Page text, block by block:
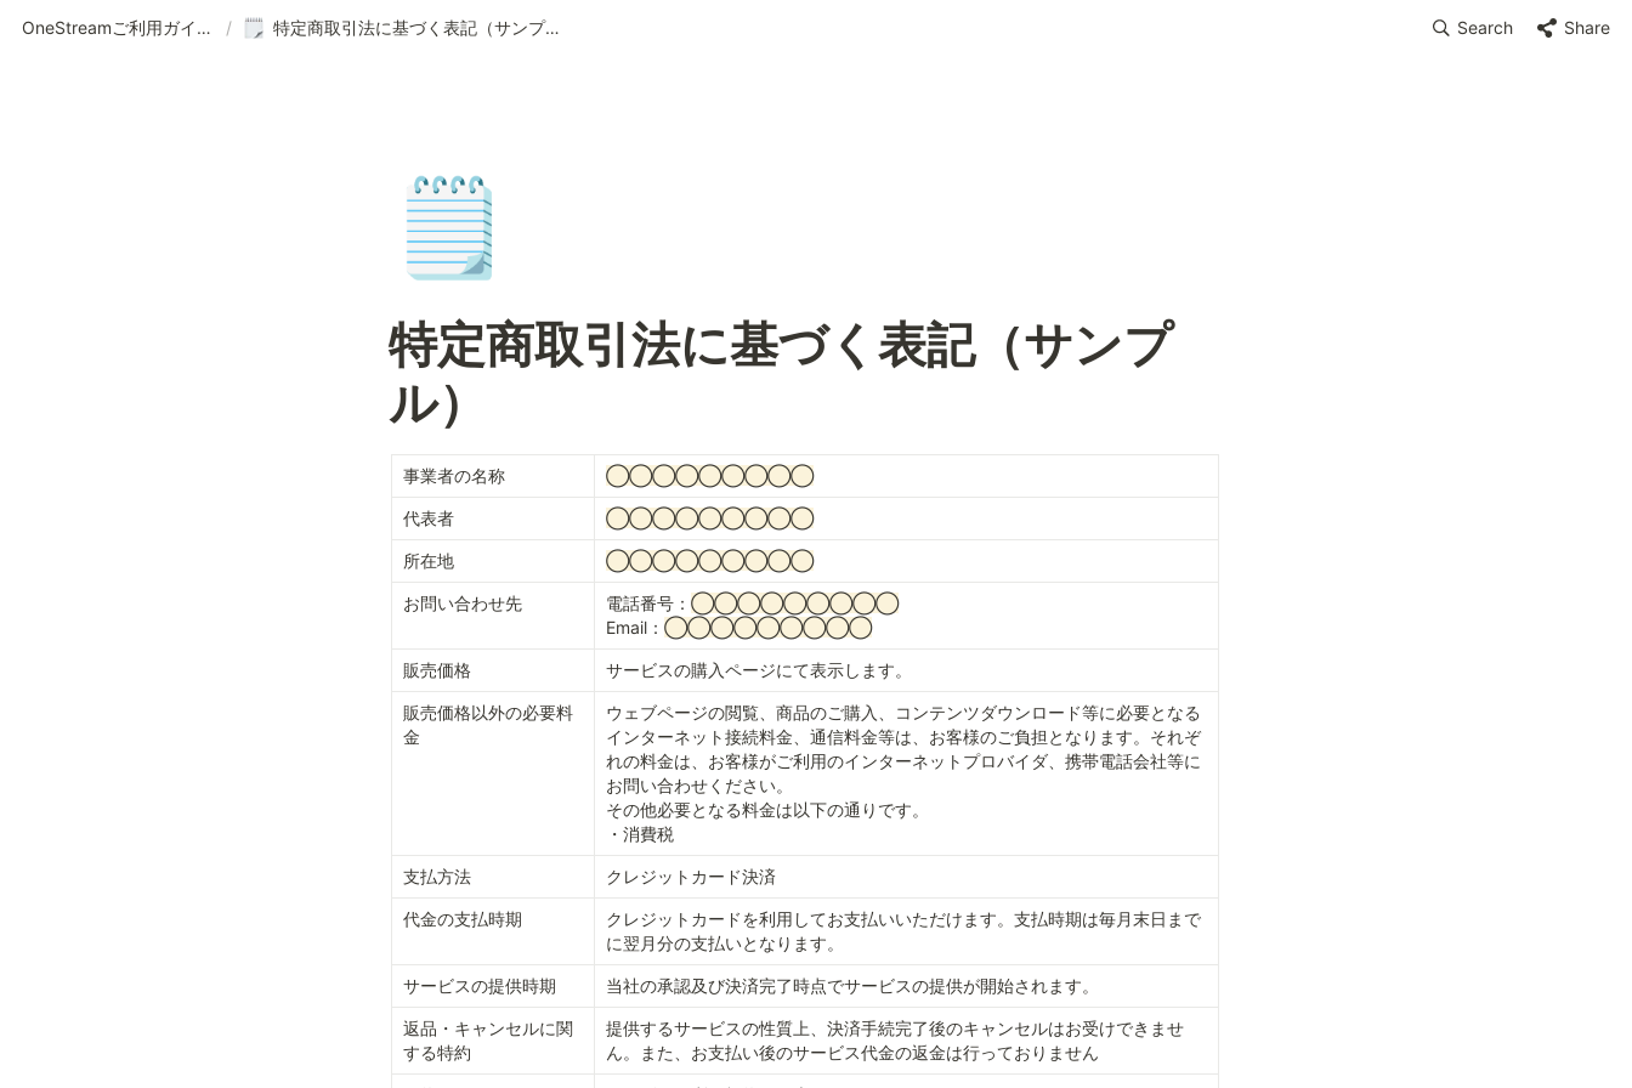
OneStreamご利用ガイド | 使い方の案内 / 特定商取引法に基づく表記（サンプル） Search Share
🗒️
特定商取引法に基づく表記（サンプ
ル）
事業者の名称 ◯◯◯◯◯◯◯◯◯
代表者 ◯◯◯◯◯◯◯◯◯
所在地 ◯◯◯◯◯◯◯◯◯
お問い合わせ先 電話番号： ◯◯◯◯◯◯◯◯◯
Email： ◯◯◯◯◯◯◯◯◯
販売価格 サービスの購入ページにて表示します。
販売価格以外の必要料
金
ウェブページの閲覧、商品のご購入、コンテンツダウンロード等に必要となる
インターネット接続料金、通信料金等は、お客様のご負担となります。それぞ
れの料金は、お客様がご利用のインターネットプロバイダ、携帯電話会社等に
お問い合わせください。
その他必要となる料金は以下の通りです。
・消費税
支払方法 クレジットカード決済
代金の支払時期
クレジットカードを利用してお支払いいただけます。支払時期は毎月末日まで
に翌月分の支払いとなります。
サービスの提供時期 当社の承認及び決済完了時点でサービスの提供が開始されます。
返品・キャンセルに関
する特約
提供するサービスの性質上、決済手続完了後のキャンセルはお受けできませ
ん。また、お支払い後のサービス代金の返金は行っておりません